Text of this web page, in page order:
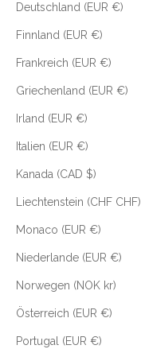
Deutschland (EUR €)
Finnland (EUR €)
Frankreich (EUR €)
Griechenland (EUR €)
Irland (EUR €)
Italien (EUR €)
Kanada (CAD $)
Liechtenstein (CHF CHF)
Monaco (EUR €)
Niederlande (EUR €)
Norwegen (NOK kr)
Österreich (EUR €)
Portugal (EUR €)